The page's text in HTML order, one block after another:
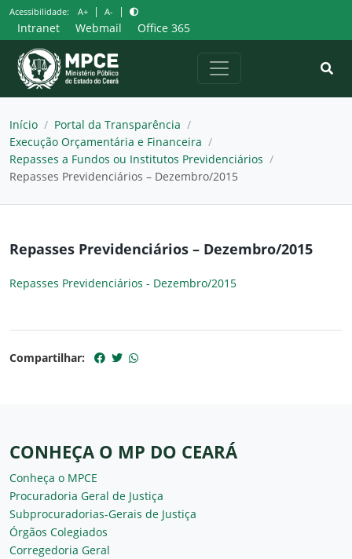
Pular
para
o
conteúdo
Acessibilidade: A+ | A- |
Intranet Webmail Office 365
Início / Portal da Transparência /
Execução Orçamentária e Financeira /
Repasses a Fundos ou Institutos Previdenciários /
Repasses Previdenciários – Dezembro/2015
Repasses Previdenciários – Dezembro/2015
Repasses Previdenciários - Dezembro/2015
Compartilhar:
CONHEÇA O MP DO CEARÁ
Conheça o MPCE
Procuradoria Geral de Justiça
Subprocuradorias-Gerais de Justiça
Órgãos Colegiados
Corregedoria Geral